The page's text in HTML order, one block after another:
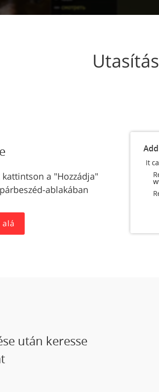
Utasítás
a "Hozzádja"
ablakában
után keresse